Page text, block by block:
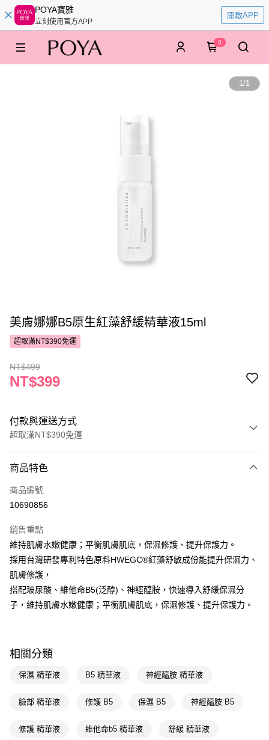
POYA寶雅
立刻使用官方APP
開啟APP
0
1/1
美膚娜娜B5原生紅藻舒緩精華液15ml
超取滿NT$390免運
NT$499
NT$399
付款與運送方式
超取滿NT$390免運
POYA支付
信用卡一次付款
LINE Pay
Apple Pay
街口支付
悠遊付
AFTEE先享後付
【關於「AFTEE先享後付」】
便利好安心！
２．便利：只要手機號碼，簡訊認證，即可結帳。
３．安心：先確認商品／服務後，再付款。
商品特色
商品編號
10690856
銷售重點
維持肌膚水嫩健康；平衡肌膚肌底，保濕修護、提升保護力。
採用台灣研發專利特色原料HWEGC®紅藻舒敏成份能提升保濕力、
肌膚修護，
搭配玻尿酸、維他命B5(泛醇)、神經醯胺，快速導入舒緩保濕分
子，維持肌膚水嫩健康；平衡肌膚肌底，保濕修護、提升保護力。
相關分類
保濕 精華液 B5 精華液 神經醯胺 精華液
臉部 精華液 修護 B5 保濕 B5 神經醯胺 B5
修護 精華液 維他命b5 精華液 舒緩 精華液